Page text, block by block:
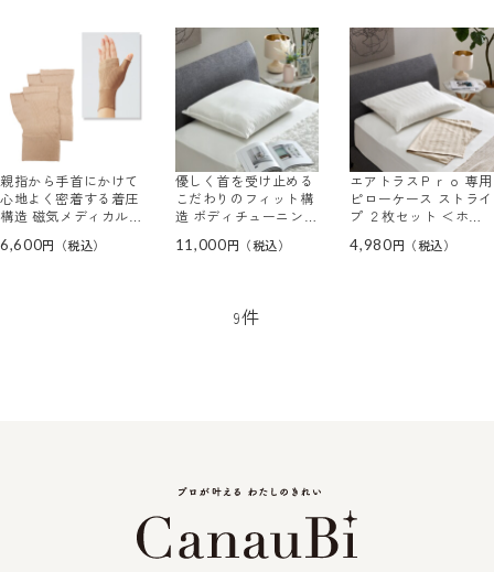
親指から手首にかけて
心地よく密着する着圧
構造 磁気メディカル
6,600
優しく首を受け止める
こだわりのフィット構
造 ボディチューニング
ｏ
11,000
エアトラスＰｒｏ 専用
ピローケース ストライ
プ ２枚セット ＜ホワ
4,980
9件